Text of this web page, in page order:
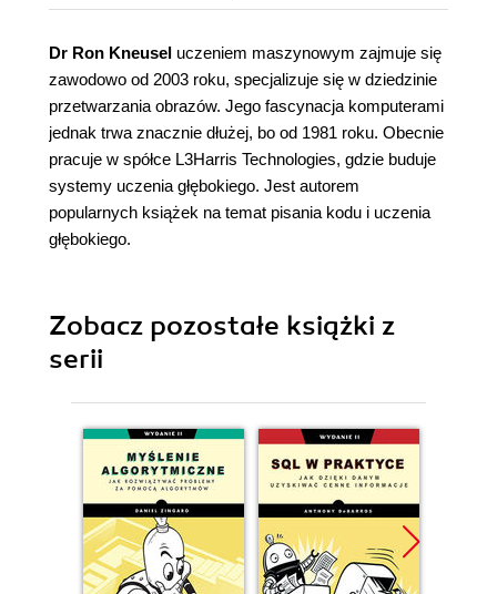
Dr Ron Kneusel uczeniem maszynowym zajmuje się
zawodowo od 2003 roku, specjalizuje się w dziedzinie
przetwarzania obrazów. Jego fascynacja komputerami
jednak trwa znacznie dłużej, bo od 1981 roku. Obecnie
pracuje w spółce L3Harris Technologies, gdzie buduje
systemy uczenia głębokiego. Jest autorem
popularnych książek na temat pisania kodu i uczenia
głębokiego.
Zobacz pozostałe książki z
serii